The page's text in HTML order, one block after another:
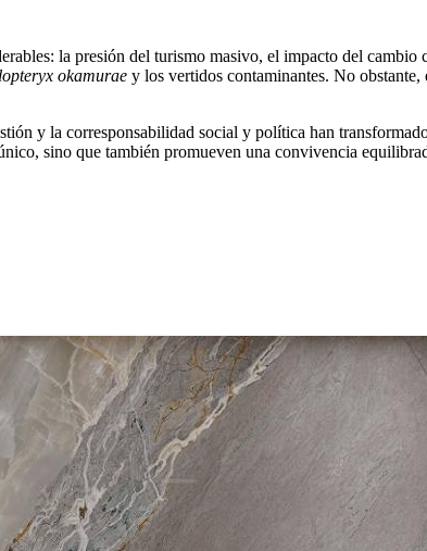
la presión del turismo masivo, el impacto del
okamurae y los vertidos contaminantes. No
y la corresponsabilidad social y política han
sino que también promueven una convivencia